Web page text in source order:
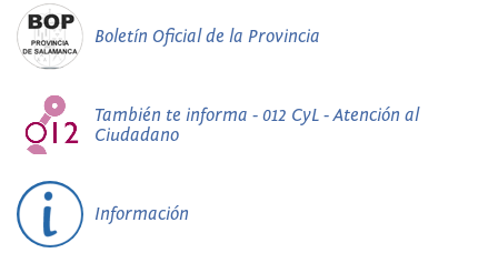
Boletín Oficial de la Provincia
También te informa - 012 CyL - Atención al
Ciudadano
Información